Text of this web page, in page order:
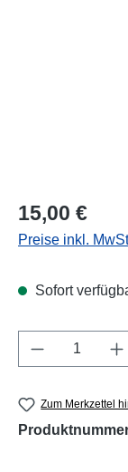
Regulärer Preis:
15,00 €
Preise inkl.
Sofort
Produkt
Zum Merkzettel